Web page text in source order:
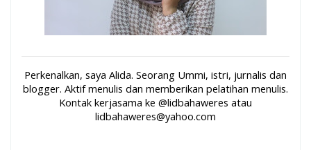
Perkenalkan, saya Alida. Seorang Ummi, istri, jurnalis dan
blogger. Aktif menulis dan memberikan pelatihan menulis.
Kontak kerjasama ke @lidbahaweres atau
lidbahaweres@yahoo.com